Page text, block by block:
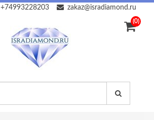
zakaz@isradiamond.ru
+74993228203
(0)